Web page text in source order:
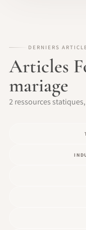
DERNIERS
Articles
mariage
2 ressources